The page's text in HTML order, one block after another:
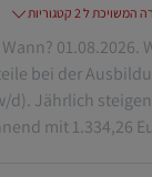
ל 2 קטגוריות
01.08.2026.
bei der
d). Jährlich
mit 1.334,26